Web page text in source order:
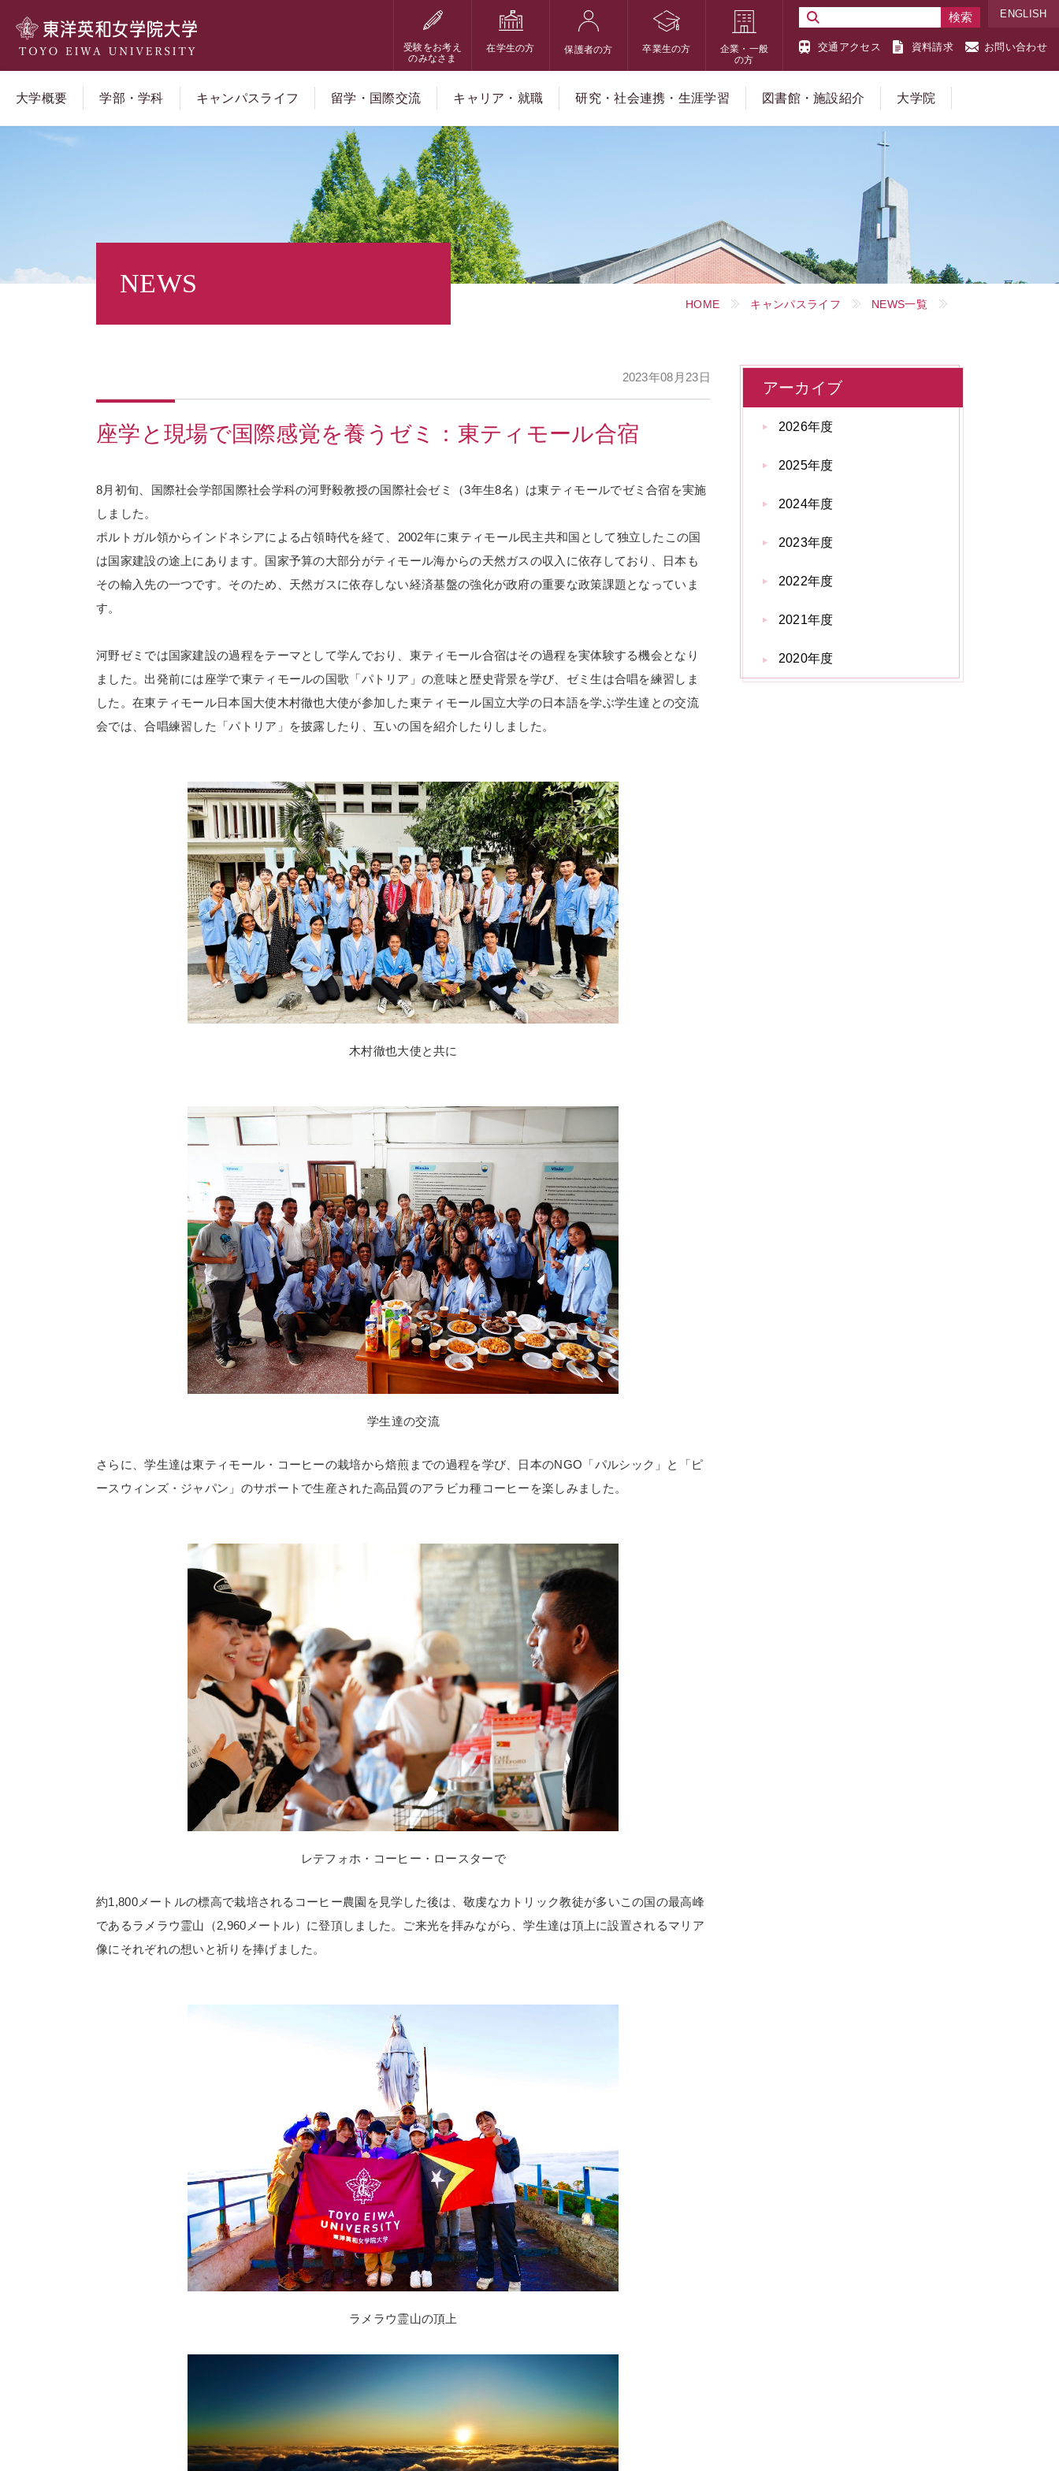
受験をお考え
のみなさま
在学生の方 保護者の方 卒業生の方
企業・一般
の方
交通アクセス 資料請求 お問い合わせ
ENGLISH
大学概要 学部・学科 キャンパスライフ 留学・国際交流 キャリア・就職 研究・社会連携・生涯学習 図書館・施設紹介 大学院
NEWS
HOME キャンパスライフ NEWS一覧
2023年08月23日
座学と現場で国際感覚を養うゼミ：東ティモール合宿
8月初旬、国際社会学部国際社会学科の河野毅教授の国際社会ゼミ（3年生8名）は東ティモールでゼミ合宿を実施
しました。
ポルトガル領からインドネシアによる占領時代を経て、 2002年に東ティモール民主共和国として独立したこの国
は国家建設の途上にあります。国家予算の大部分がティモール海からの天然ガスの収入に依存しており、日本も
その輸入先の一つです。そのため、天然ガスに依存しない経済基盤の強化が政府の重要な政策課題となっていま
す。
河野ゼミでは国家建設の過程をテーマとして学んでおり、東ティモール合宿はその過程を実体験する機会となり
ました。出発前には座学で東ティモールの国歌「パトリア」の意味と歴史背景を学び、ゼミ生は合唱を練習しま
した。在東ティモール日本国大使木村徹也大使が参加した東ティモール国立大学の日本語を学ぶ学生達との交流
会では、合唱練習した「パトリア」を披露したり、互いの国を紹介したりしました。
木村徹也大使と共に
学生達の交流
さらに、学生達は東ティモール・コーヒーの栽培から焙煎までの過程を学び、日本のNGO 「パルシック」と「ピ
ースウィンズ・ジャパン」のサポートで生産された高品質のアラビカ種コーヒーを楽しみました。
レテフォホ・コーヒー・ロースターで
約1,800メートルの標高で栽培されるコーヒー農園を見学した後は、敬虔なカトリック教徒が多いこの国の最高峰
であるラメラウ霊山（2,960 メートル）に登頂しました。ご来光を拝みながら、学生達は頂上に設置されるマリア
像にそれぞれの想いと祈りを捧げました。
ラメラウ霊山の頂上
アーカイブ
2026年度
2025年度
2024年度
2023年度
2022年度
2021年度
2020年度